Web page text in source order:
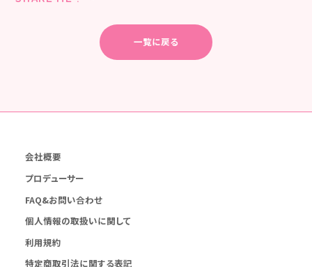
一覧に戻る
会社概要
プロデューサー
FAQ&お問い合わせ
個人情報の取扱いに関して
利用規約
特定商取引法に関する表記